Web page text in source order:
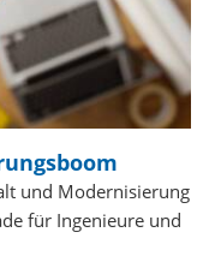
und Modernisierung
für Ingenieure und